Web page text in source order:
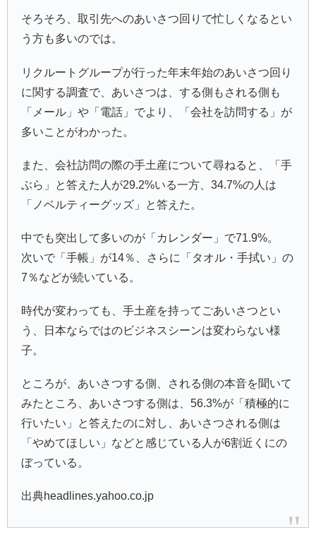
そろそろ、取引先へのあいさつ回りで忙しくなるとい
う方も多いのでは。
リクルートグループが行った年末年始のあいさつ回り
に関する調査で、あいさつは、する側もされる側も
「メール」や「電話」でより、「会社を訪問する」が
多いことがわかった。
また、会社訪問の際の手土産について尋ねると、「手
ぶら」と答えた人が29.2%いる一方、34.7%の人は
「ノベルティーグッズ」と答えた。
中でも突出して多いのが「カレンダー」で71.9%。
次いで「手帳」が14％、さらに「タオル・手拭い」の
7％などが続いている。
時代が変わっても、手土産を持ってごあいさつとい
う、日本ならではのビジネスシーンは変わらない様
子。
ところが、あいさつする側、される側の本音を聞いて
みたところ、あいさつする側は、56.3%が「積極的に
行いたい」と答えたのに対し、あいさつされる側は
「やめてほしい」などと感じている人が6割近くにの
ぼっている。
出典headlines.yahoo.co.jp